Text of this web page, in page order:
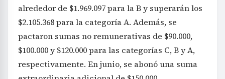
alrededor de $1.969.097 para la B y superarán los
$2.105.368 para la categoría A. Además, se
pactaron sumas no remunerativas de $90.000,
$100.000 y $120.000 para las categorías C, B y A,
respectivamente. En junio, se abonó una suma